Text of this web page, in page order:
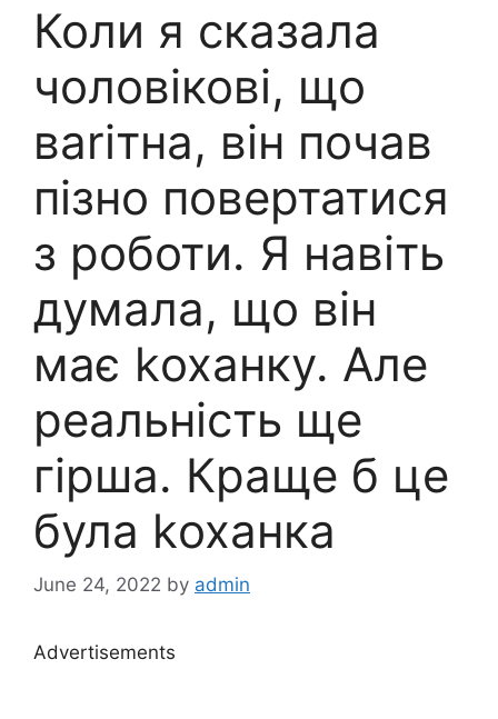
Коли я сказала
чоловікові, що
ваrітна, він почав
пізно повертатися
з роботи. Я навіть
думала, що він
має kоханку. Але
реальність ще
гірша. Краще б це
була kоханка
June 24, 2022 by admin
Advertisements